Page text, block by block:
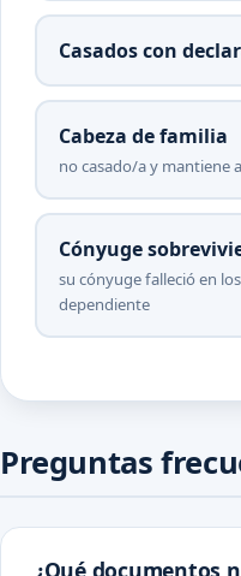
Casados con
Cabeza de familia
no casado/a y mantiene
Cónyuge
su cónyuge falleció en
dependiente
Preguntas